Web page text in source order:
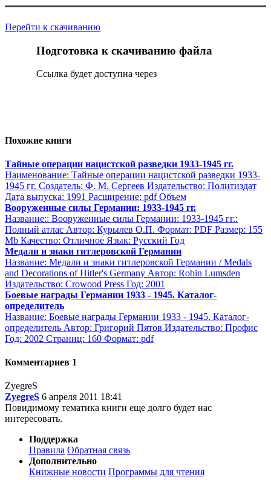
Перейти к скачиванию
Подготовка к скачиванию файла
Сcылка будет доступна через
Похожие книги
Тайные операции нацистской разведки 1933-1945 гг.
Наименование: Тайные операции нацистской разведки 1933-
1945 гг. Создатель: Ф. М. Сергеев Издательство: Политиздат
Дата выпуска: 1991 Расширение: pdf Объем
Вооруженные силы Германии: 1933-1945 гг.
Название:: Вооруженные силы Германии: 1933-1945 гг.:
Полный атлас Автор: Курылев О.П. Формат: PDF Размер: 155
Мb Качество: Отличное Язык: Русский Год
Медали и знаки гитлеровской Германии
Название: Медали и знаки гитлеровской Германии / Medals
and Decorations of Hitler's Germany Автор: Robin Lumsden
Издательство: Crowood Press Год: 2001
Боевые награды Германии 1933 - 1945. Каталог-
определитель
Название: Боевые награды Германии 1933 - 1945. Каталог-
определитель Автор: Григорий Пятов Издательство: Профис
Год: 2002 Страниц: 160 Формат: pdf
Комментариев 1
ZyegreS
ZyegreS 6 апреля 2011 18:41
Повидимому тематика книги еще долго будет нас
интересовать.
Поддержка
Правила Обратная связь
Дополнительно
Книжные новости Программы для чтения